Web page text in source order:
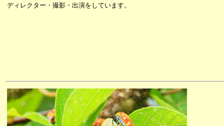
ディレクター・撮影・出演をしています。